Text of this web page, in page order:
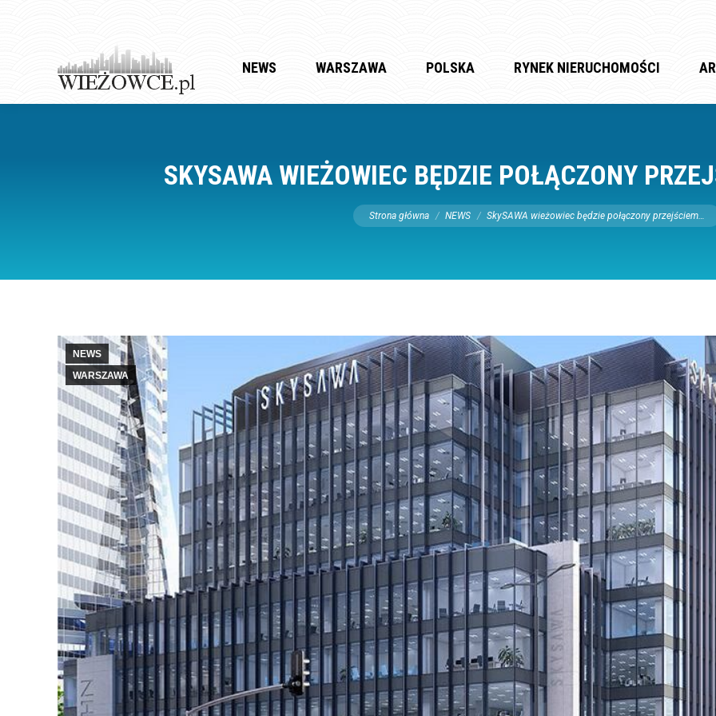
NEWS WARSZAWA POLSKA RYNEK NIERUCHOMOŚCI
SKYSAWA WIEŻOWIEC BĘDZIE POŁĄCZONY
Jesteś tutaj:
Strona główna NEWS SkySAWA wieżowiec będzie połączony przejściem…
NEWS
WARSZAWA